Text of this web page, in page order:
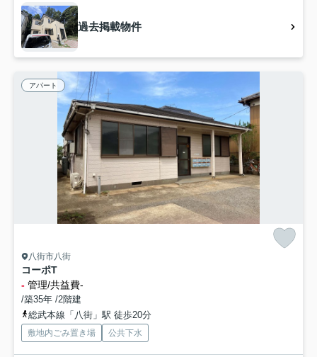
過去掲載物件
アパート
八街市八街
コーポT
- 管理/共益費-
/築35年 /2階建
総武本線「八街」駅 徒歩20分
敷地内ごみ置き場 公共下水